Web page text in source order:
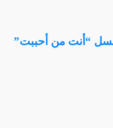
“أنت من أحببت”